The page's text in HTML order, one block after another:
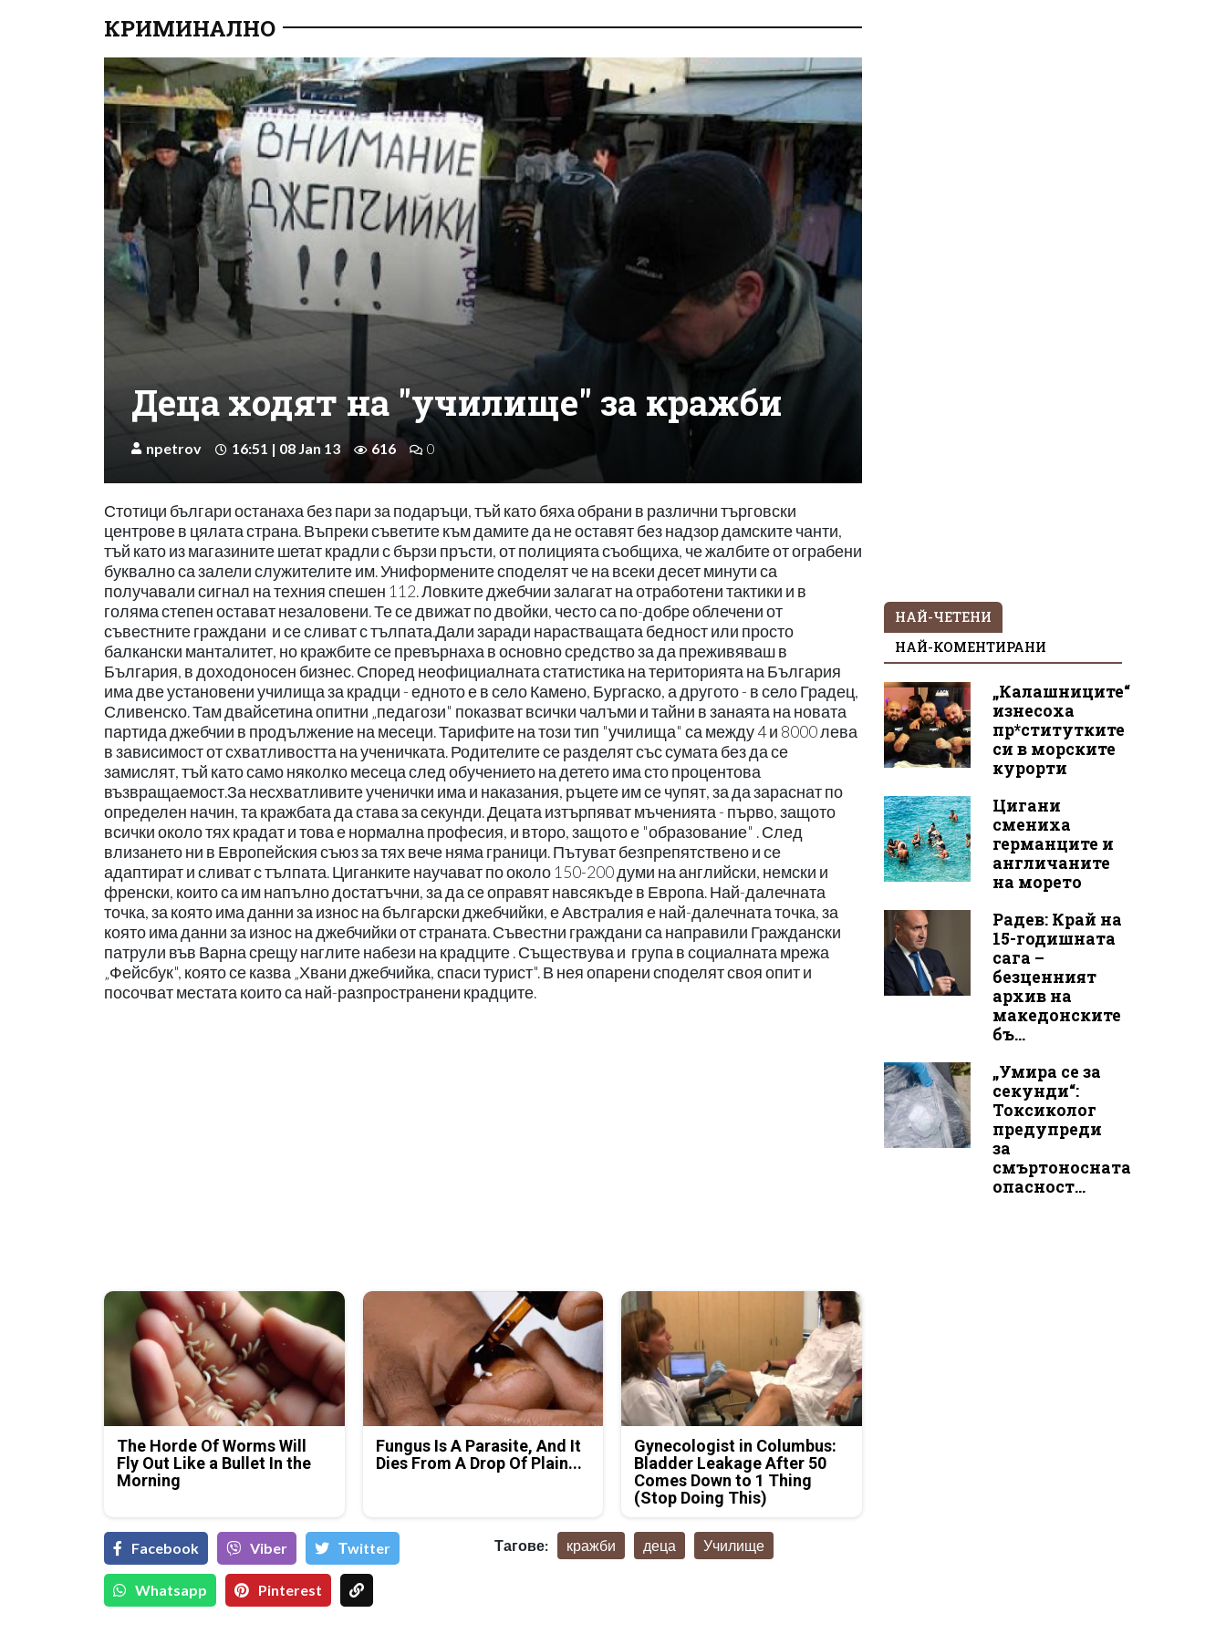
КРИМИНАЛНО
Деца ходят на "училище" за кражби
npetrov 16:51 | 08 Jan 13 616 0
Стотици българи останаха без пари за подаръци, тъй като бяха обрани в различни търговски
центрове в цялата страна. Въпреки съветите към дамите да не оставят без надзор дамските чанти,
тъй като из магазините шетат крадли с бързи пръсти, от полицията съобщиха, че жалбите от ограбени
буквално са залели служителите им. Униформените споделят че на всеки десет минути са
получавали сигнал на техния спешен 112. Ловките джебчии залагат на отработени тактики и в
голяма степен остават незаловени. Те се движат по двойки, често са по-добре облечени от
съвестните граждани и се сливат с тълпата.Дали заради нарастващата бедност или просто
балкански манталитет, но кражбите се превърнаха в основно средство за да преживяваш в
България, в доходоносен бизнес. Според неофициалната статистика на територията на България
има две установени училища за крадци - едното е в село Камено, Бургаско, а другото - в село Градец,
Сливенско. Там двайсетина опитни „педагози" показват всички чалъми и тайни в занаята на новата
партида джебчии в продължение на месеци. Тарифите на този тип "училища" са между 4 и 8000 лева
в зависимост от схватливостта на ученичката. Родителите се разделят със сумата без да се
замислят, тъй като само няколко месеца след обучението на детето има сто процентова
възвращаемост.За несхватливите ученички има и наказания, ръцете им се чупят, за да зараснат по
определен начин, та кражбата да става за секунди. Децата изтърпяват мъченията - първо, защото
всички около тях крадат и това е нормална професия, и второ, защото е "образование" . След
влизането ни в Европейския съюз за тях вече няма граници. Пътуват безпрепятствено и се
адаптират и сливат с тълпата. Циганките научават по около 150-200 думи на английски, немски и
френски, които са им напълно достатъчни, за да се оправят навсякъде в Европа. Най-далечната
точка, за която има данни за износ на български джебчийки, е Австралия е най-далечната точка, за
която има данни за износ на джебчийки от страната. Съвестни граждани са направили Граждански
патрули във Варна срещу наглите набези на крадците . Съществува и група в социалната мрежа
„Фейсбук", която се казва „Хвани джебчийка, спаси турист". В нея опарени споделят своя опит и
посочват местата които са най-разпространени крадците.
The Horde Of Worms Will
Fly Out Like a Bullet In the
Morning
Fungus Is A Parasite, And It
Dies From A Drop Of Plain...
Gynecologist in Columbus:
Bladder Leakage After 50
Comes Down to 1 Thing
(Stop Doing This)
Facebook Viber Тwitter
Whatsapp Pinterest
Тагове: кражби деца Училище
НАЙ-ЧЕТЕНИ
НАЙ-КОМЕНТИРАНИ
„Калашниците“
изнесоха
пр*ститутките
си в морските
курорти
Цигани
смениха
германците и
англичаните
на морето
Радев: Край на
15-годишната
сага –
безценният
архив на
македонските
бъ...
„Умира се за
секунди“:
Токсиколог
предупреди
за
смъртоносната
опасност...